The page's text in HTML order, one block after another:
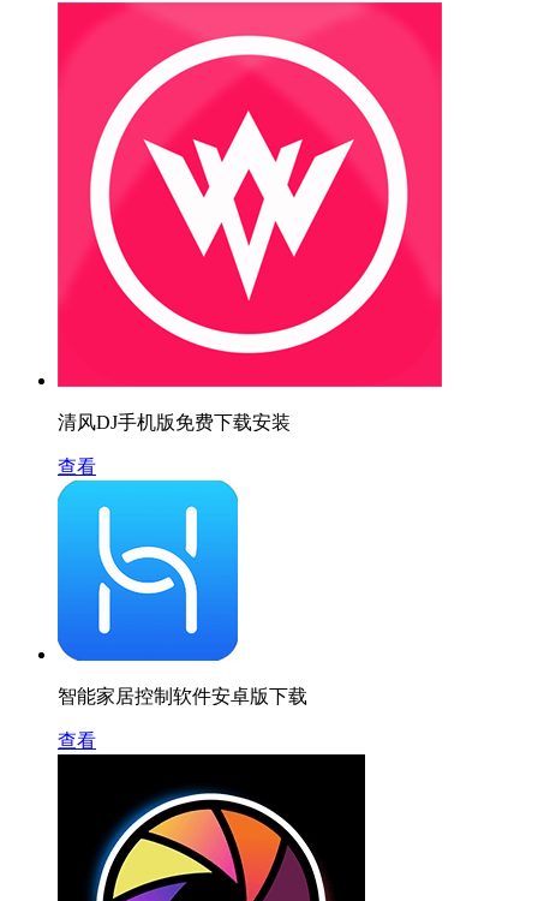
清风DJ手机版免费下载安装
查看
智能家居控制软件安卓版下载
查看